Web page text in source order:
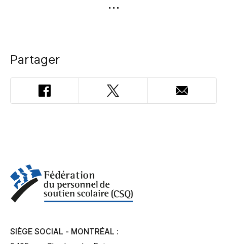
Partager
Facebook Twitter
Adresse
courriel
SIÈGE SOCIAL - MONTRÉAL :